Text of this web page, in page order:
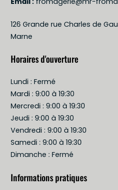
126 Grande rue Charles de
Marne
Horaires d'ouverture
Lundi : Fermé
Mardi : 9:00 à 19:30
Mercredi : 9:00 à 19:30
Jeudi : 9:00 à 19:30
Vendredi : 9:00 à 19:30
Samedi : 9:00 à 19:30
Dimanche : Fermé
Informations pratiques